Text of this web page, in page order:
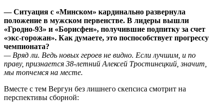
— Ситуация с «Минском» кардинально развернула
положение в мужском первенстве. В лидеры вышли
«Гродно-93» и «Борисфен», получившие подпитку за счет
«экс-горожан». Как думаете, это поспособствует прогрессу
чемпионата?
— Вряд ли. Ведь новых героев не видно. Если лучшим, и по
праву, признается 38-летний Алексей Тростинецкий, значит,
мы топчемся на месте.
Вместе с тем Вергун без лишнего скепсиса смотрит на
перспективы сборной: